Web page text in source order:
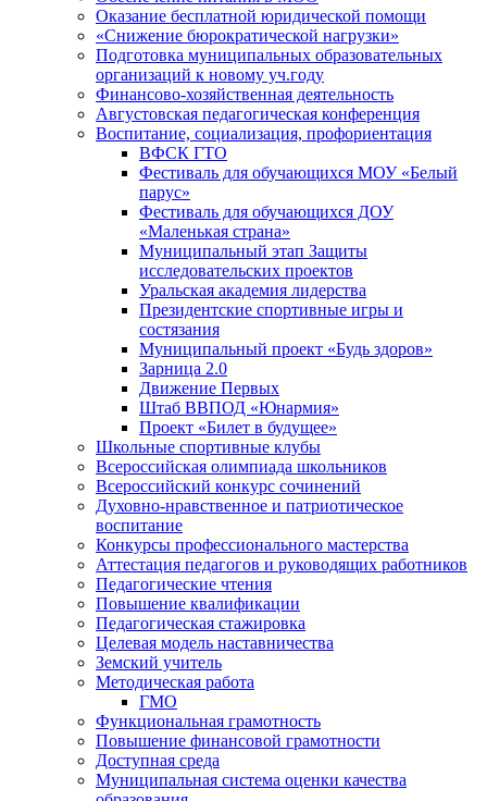
Оказание бесплатной юридической помощи
«Снижение бюрократической нагрузки»
Подготовка муниципальных образовательных
организаций к новому уч.году
Финансово-хозяйственная деятельность
Августовская педагогическая конференция
Воспитание, социализация, профориентация
ВФСК ГТО
Фестиваль для обучающихся МОУ «Белый
парус»
Фестиваль для обучающихся ДОУ
«Маленькая страна»
Муниципальный этап Защиты
исследовательских проектов
Уральская академия лидерства
Президентские спортивные игры и
состязания
Муниципальный проект «Будь здоров»
Зарница 2.0
Движение Первых
Штаб ВВПОД «Юнармия»
Проект «Билет в будущее»
Школьные спортивные клубы
Всероссийская олимпиада школьников
Всероссийский конкурс сочинений
Духовно-нравственное и патриотическое
воспитание
Конкурсы профессионального мастерства
Аттестация педагогов и руководящих работников
Педагогические чтения
Повышение квалификации
Педагогическая стажировка
Целевая модель наставничества
Земский учитель
Методическая работа
ГМО
Функциональная грамотность
Повышение финансовой грамотности
Доступная среда
Муниципальная система оценки качества